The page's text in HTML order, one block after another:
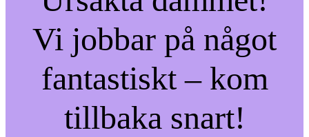
Vi jobbar på något
fantastiskt – kom
tillbaka snart!